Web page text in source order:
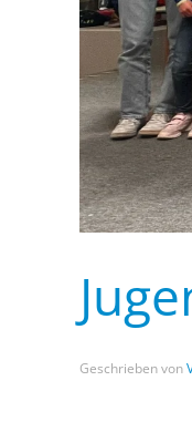
Geschrieben von